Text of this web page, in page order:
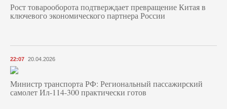
Рост товарооборота подтверждает превращение Китая в
ключевого экономического партнера России
22:07 20.04.2026
Министр транспорта РФ: Региональный пассажирский
самолет Ил-114-300 практически готов